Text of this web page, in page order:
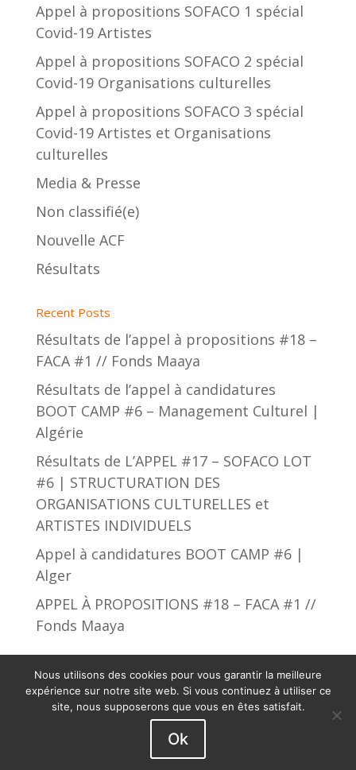
Appel à propositions SOFACO 1 spécial
Covid-19 Artistes
Appel à propositions SOFACO 2 spécial
Covid-19 Organisations culturelles
Appel à propositions SOFACO 3 spécial
Covid-19 Artistes et Organisations
culturelles
Media & Presse
Non classifié(e)
Nouvelle ACF
Résultats
Recent Posts
Résultats de l’appel à propositions #18 –
FACA #1 // Fonds Maaya
Résultats de l’appel à candidatures
BOOT CAMP #6 – Management Culturel |
Algérie
Résultats de L’APPEL #17 – SOFACO LOT
#6 | STRUCTURATION DES
ORGANISATIONS CULTURELLES et
ARTISTES INDIVIDUELS
Appel à candidatures BOOT CAMP #6 |
Alger
APPEL À PROPOSITIONS #18 – FACA #1 //
Fonds Maaya
African Culture Fund © 2019 - 2023. Tous droits
Nous utilisons des cookies pour vous garantir la meilleure
expérience sur notre site web. Si vous continuez à utiliser ce
site, nous supposerons que vous en êtes satisfait.
Ok